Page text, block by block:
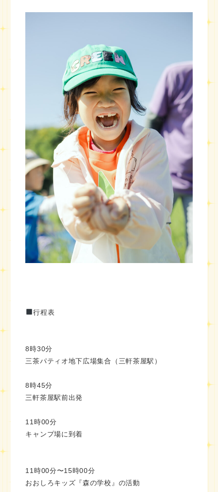
行程表
8時30分
三茶パティオ地下広場集合（三軒茶屋駅）
8時45分
三軒茶屋駅前出発
11時00分
キャンプ場に到着
11時00分〜15時00分
おおしろキッズ『森の学校』の活動